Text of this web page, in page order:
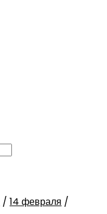
/ 14 февраля /